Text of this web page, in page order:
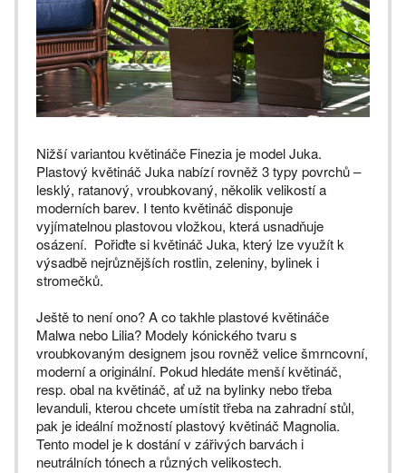
Nižší variantou květináče Finezia je model Juka.
Plastový květináč Juka nabízí rovněž 3 typy povrchů –
lesklý, ratanový, vroubkovaný, několik velikostí a
moderních barev. I tento květináč disponuje
vyjímatelnou plastovou vložkou, která usnadňuje
osázení. Pořiďte si květináč Juka, který lze využít k
výsadbě nejrůznějších rostlin, zeleniny, bylinek i
stromečků.
Ještě to není ono? A co takhle plastové květináče
Malwa nebo Lilia? Modely kónického tvaru s
vroubkovaným designem jsou rovněž velice šmrncovní,
moderní a originální. Pokud hledáte menší květináč,
resp. obal na květináč, ať už na bylinky nebo třeba
levanduli, kterou chcete umístit třeba na zahradní stůl,
pak je ideální možností plastový květináč Magnolia.
Tento model je k dostání v zářivých barvách i
neutrálních tónech a různých velikostech.